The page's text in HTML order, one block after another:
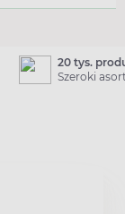
20 tys.
Szeroki